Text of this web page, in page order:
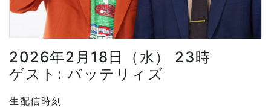
2026年2月18日（水） 23時
ゲスト: バッテリィズ
生配信時刻